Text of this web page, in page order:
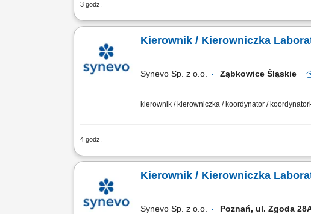
3 godz.
Czuwanie nad poprawnym przebiegiem procesu
Kierownik / Kierowniczka
Synevo Sp. z o.o. Ząbkowice Śląskie
kierownik / kierowniczka / koordynator /
4 godz.
Opis stanowiska Całościowe koordynowanie
Kierownik / Kierowniczka
Synevo Sp. z o.o. Poznań, ul. Zgoda